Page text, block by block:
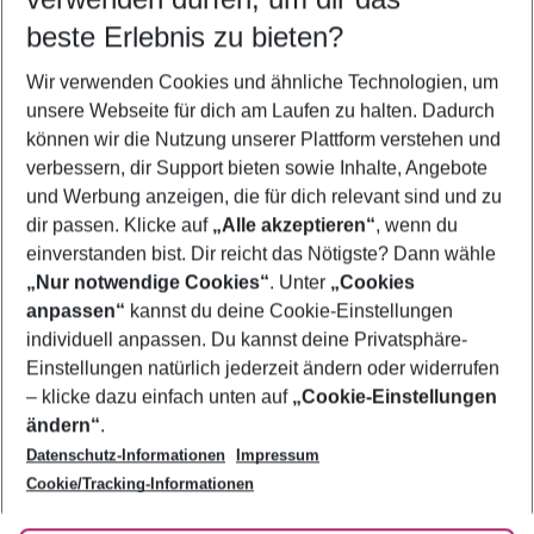
5-8 Nächte
2 Erwachsene Keine Kinder
Mehr Filter anzeigen
Footer
Footer navigation
Über uns
AGB
Bestpreisgarantie
Cookie-Einstellungen ändern
Cookie-Richtlinie
Agenturbetreuung
Barrierefreies Reisen
Folge uns
beste Erlebnis zu bieten?
Wir verwenden Cookies und ähnliche Technologien, um
unsere Webseite für dich am Laufen zu halten. Dadurch
können wir die Nutzung unserer Plattform verstehen und
verbessern, dir Support bieten sowie Inhalte, Angebote
und Werbung anzeigen, die für dich relevant sind und zu
dir passen. Klicke auf „Alle akzeptieren“, wenn du
einverstanden bist. Dir reicht das Nötigste? Dann wähle
„Nur notwendige Cookies“. Unter „Cookies
anpassen“ kannst du deine Cookie-Einstellungen
individuell anpassen. Du kannst deine Privatsphäre-
Einstellungen natürlich jederzeit ändern oder widerrufen
– klicke dazu einfach unten auf „Cookie-Einstellungen
ändern“.
Datenschutz-Informationen
Impressum
Cookie/Tracking-Informationen